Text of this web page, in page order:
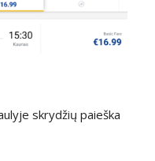
skrydžių paieška